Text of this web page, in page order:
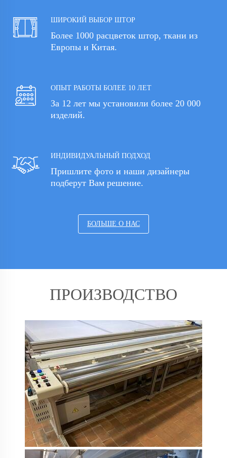
ШИРОКИЙ ВЫБОР ШТОР
Более 1000 расцветок штор, ткани из
Европы и Китая.
ОПЫТ РАБОТЫ БОЛЕЕ 10 ЛЕТ
За 12 лет мы установили более 20 000
изделий.
ИНДИВИДУАЛЬНЫЙ ПОДХОД
Пришлите фото и наши дизайнеры
подберут Вам решение.
БОЛЬШЕ О НАС
ПРОИЗВОДСТВО